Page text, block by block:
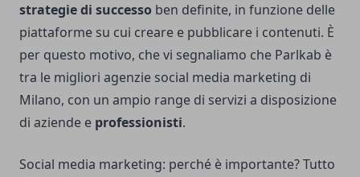
strategie di successo ben definite, in funzione delle
piattaforme su cui creare e pubblicare i contenuti. È
per questo motivo, che vi segnaliamo che Parlkab è
tra le migliori agenzie social media marketing di
Milano, con un ampio range di servizi a disposizione
di aziende e professionisti.
Social media marketing: perché è importante? Tutto